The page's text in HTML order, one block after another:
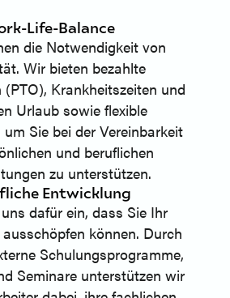
Life-Balance
die Notwendigkeit von
Wir bieten bezahlte
(PTO), Krankheitszeiten und
Urlaub sowie flexible
Sie bei der Vereinbarkeit
und beruflichen
zu unterstützen.
Entwicklung
dafür ein, dass Sie Ihr
können. Durch
Schulungsprogramme,
Seminare unterstützen wir